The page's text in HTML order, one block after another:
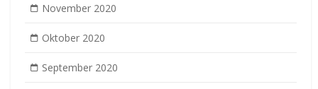
November 2020
Oktober 2020
September 2020